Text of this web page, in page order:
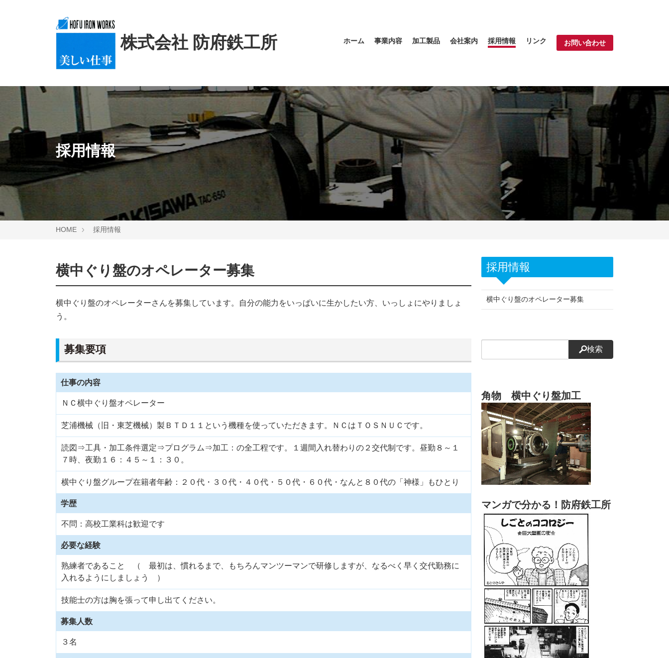
株式会社 防府鉄工所 ホーム 事業内容 加工製品 会社案内 採用情報 リンク お問い合わせ
採用情報
HOME 採用情報
横中ぐり盤のオペレーター募集
横中ぐり盤のオペレーターさんを募集しています。自分の能力をいっぱいに生かしたい方、いっしょにやりましょ
う。
募集要項
仕事の内容
ＮＣ横中ぐり盤オペレーター
芝浦機械（旧・東芝機械）製ＢＴＤ１１という機種を使っていただきます。ＮＣはＴＯＳＮＵＣです。
読図⇒工具・加工条件選定⇒プログラム⇒加工：の全工程です。１週間入れ替わりの２交代制です。昼勤８～１
７時、夜勤１６：４５～１：３０。
横中ぐり盤グループ在籍者年齢：２０代・３０代・４０代・５０代・６０代・なんと８０代の「神様」もひとり
学歴
不問：高校工業科は歓迎です
必要な経験
熟練者であること （ 最初は、慣れるまで、もちろんマンツーマンで研修しますが、なるべく早く交代勤務に
入れるようにしましょう ）
技能士の方は胸を張って申し出てください。
募集人数
３名
採用情報
横中ぐり盤のオペレーター募集
検索
角物 横中ぐり盤加工
マンガで分かる！防府鉄工所